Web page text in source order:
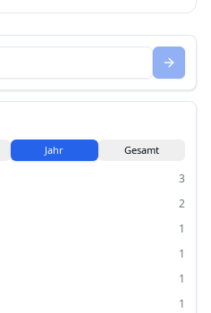
Jahr Gesamt
3
2
1
1
1
1